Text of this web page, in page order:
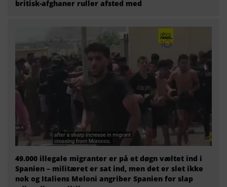
britisk-afghaner ruller afsted med
49.000 illegale migranter er på et døgn væltet ind i
Spanien – militæret er sat ind, men det er slet ikke
nok og Italiens Meloni angriber Spanien for slap